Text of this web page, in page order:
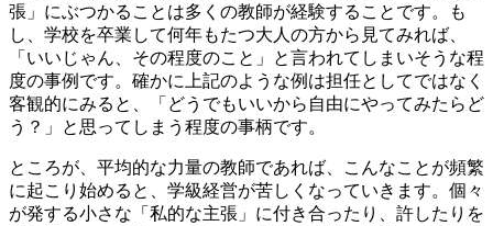
張」にぶつかることは多くの教師が経験することです。も
し、学校を卒業して何年もたつ大人の方から見てみれば、
「いいじゃん、その程度のこと」と言われてしまいそうな程
度の事例です。確かに上記のような例は担任としてではなく
客観的にみると、「どうでもいいから自由にやってみたらど
う？」と思ってしまう程度の事柄です。
ところが、平均的な力量の教師であれば、こんなことが頻繁
に起こり始めると、学級経営が苦しくなっていきます。個々
が発する小さな「私的な主張」に付き合ったり、許したりを